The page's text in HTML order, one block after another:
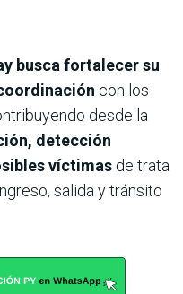
busca fortalecer su
con los
desde la
detección
víctimas de trata
salida y tránsito